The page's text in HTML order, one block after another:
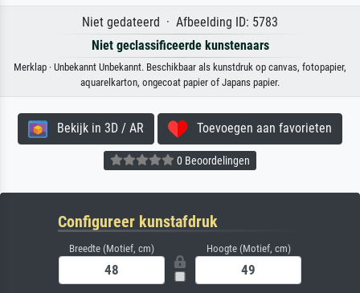
Niet gedateerd · Afbeelding ID: 5783
Niet geclassificeerde kunstenaars
Merklap · Unbekannt Unbekannt. Beschikbaar als kunstdruk op canvas, fotopapier,
aquarelkarton, ongecoat papier of Japans papier.
Bekijk in 3D / AR Toevoegen aan favorieten
0 Beoordelingen
Configureer kunstafdruk
Breedte (Motief, cm) Hoogte (Motief, cm)